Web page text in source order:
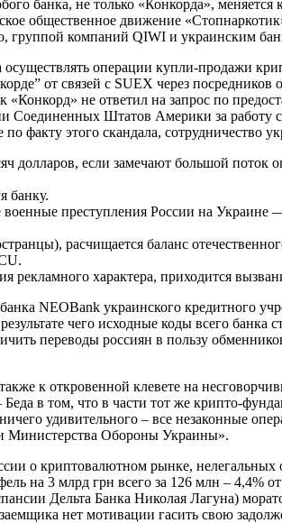
банка, не только «Конкорда»,
общественное движение
компаний QIWI и украинским
операции купли-продажи
от связей с SUEX через
не ответил на запрос по
Соединенных Штатов Америки за
факту этого скандала, сотрудничество
долларов, если замечают большой
банку.
преступления России на
расчищается баланс
характера, приходится
NEOBank украинского кредитного
чего исходные коды всего
переводы россиян в пользу
к откровенной клевете на
в том, что в части тот же крипто-
удивительного – все незаконные
Министерства Обороны Украины».
о криптовалютном рынке, нелегальных
на 3 млрд грн всего за 126 млн – 4,4%
Дельта Банка Николая Лагуна)
нет мотивации гасить свою